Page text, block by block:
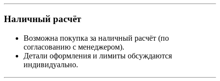
Наличный расчёт
Возможна покупка за наличный расчёт (по
согласованию с менеджером).
Детали оформления и лимиты обсуждаются
индивидуально.